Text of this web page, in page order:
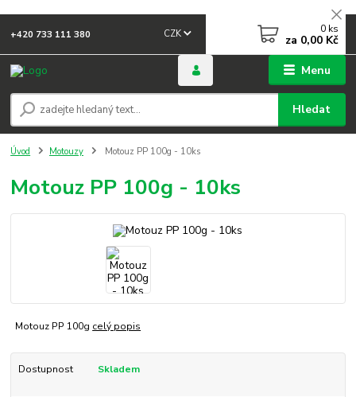
Menu
CZK
Hledat
+420 733 111 380 0 ks
za 0,00 Kč
Úvod Motouzy Motouz PP 100g - 10ks
Motouz PP 100g - 10ks
Motouz PP 100g celý popis
Dostupnost Skladem